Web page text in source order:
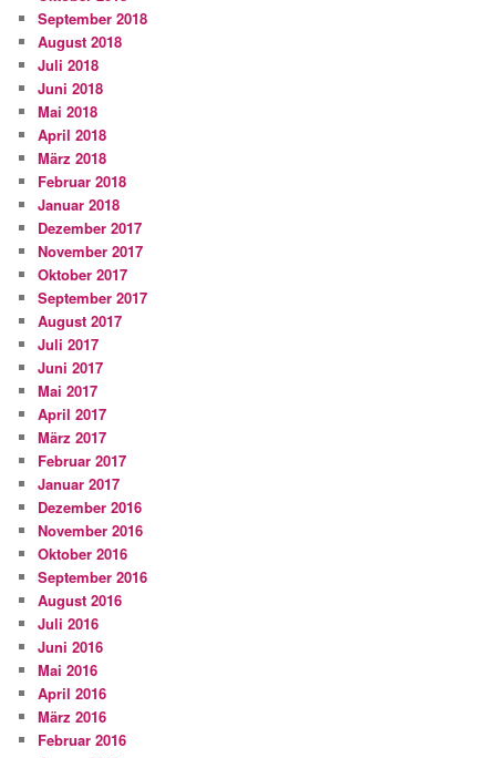
September 2018
August 2018
Juli 2018
Juni 2018
Mai 2018
April 2018
März 2018
Februar 2018
Januar 2018
Dezember 2017
November 2017
Oktober 2017
September 2017
August 2017
Juli 2017
Juni 2017
Mai 2017
April 2017
März 2017
Februar 2017
Januar 2017
Dezember 2016
November 2016
Oktober 2016
September 2016
August 2016
Juli 2016
Juni 2016
Mai 2016
April 2016
März 2016
Februar 2016